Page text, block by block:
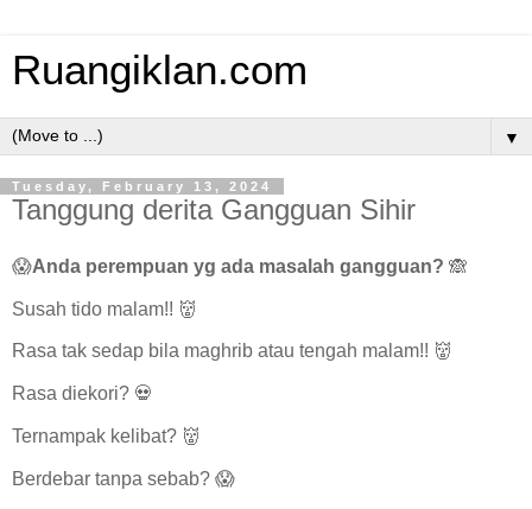
Ruangiklan.com
▼
Tuesday, February 13, 2024
Tanggung derita Gangguan Sihir
😱Anda perempuan yg ada masalah gangguan? 🙈
Susah tido malam!! 👹
Rasa tak sedap bila maghrib atau tengah malam!! 👹
Rasa diekori? 💀
Ternampak kelibat? 👹
Berdebar tanpa sebab? 😱